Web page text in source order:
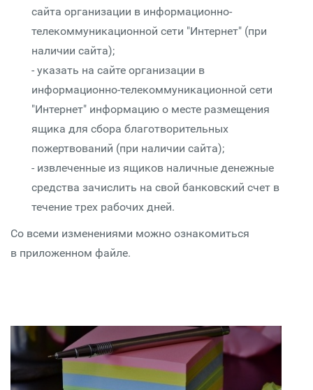
сайта организации в информационно-
телекоммуникационной сети "Интернет" (при
наличии сайта);
- указать на сайте организации в
информационно-телекоммуникационной сети
"Интернет" информацию о месте размещения
ящика для сбора благотворительных
пожертвований (при наличии сайта);
- извлеченные из ящиков наличные денежные
средства зачислить на свой банковский счет в
течение трех рабочих дней.
Со всеми изменениями можно ознакомиться
в приложенном файле.